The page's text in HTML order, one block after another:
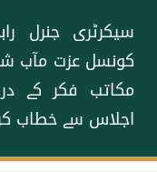
سیکرٹری جنرل
کونسل عزت مآب
مکاتب فکر کے
اجلاس سے خطاب